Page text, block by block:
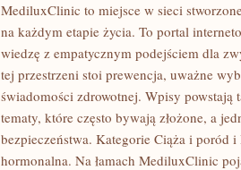
MediluxClinic to miejsce w sieci
na każdym etapie życia. To portal
wiedzę z empatycznym podejściem dla
tej przestrzeni stoi prewencja, uważne
świadomości zdrowotnej. Wpisy powstają
tematy, które często bywają złożone, a
bezpieczeństwa. Kategorie Ciąża i poród
hormonalna. Na łamach MediluxClinic